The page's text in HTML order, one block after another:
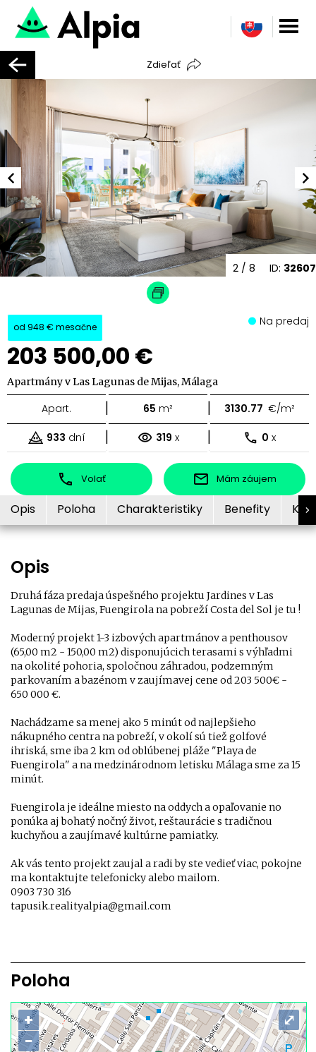
Zdieľať
ID: 32607
2 / 8
od 948 € mesačne
203 500,00 €
Na predaj
Apartmány v Las Lagunas de Mijas, Málaga
Apart. | 65 m² | 3130.77 €/m²
933 dní | 319 x | 0 x
Volať Mám záujem
Opis Poloha Charakteristiky Benefity
Opis
Druhá fáza predaja úspešného projektu Jardines v Las
Lagunas de Mijas, Fuengirola na pobreží Costa del Sol je tu !
Moderný projekt 1-3 izbových apartmánov a penthousov
(65,00 m2 - 150,00 m2) disponujúcich terasami s výhľadmi
na okolité pohoria, spoločnou záhradou, podzemným
parkovaním a bazénom v zaujímavej cene od 203 500€ -
650 000 €.
Nachádzame sa menej ako 5 minút od najlepšieho
nákupného centra na pobreží, v okolí sú tiež golfové
ihriská, sme iba 2 km od oblúbenej pláže "Playa de
Fuengirola" a na medzinárodnom letisku Málaga sme za 15
minút.
Fuengirola je ideálne miesto na oddych a opaľovanie no
ponúka aj bohatý nočný život, reštaurácie s tradičnou
kuchyňou a zaujímavé kultúrne pamiatky.
Ak vás tento projekt zaujal a radi by ste vedieť viac, pokojne
ma kontaktujte telefonicky alebo mailom.
0903 730 316
tapusik.realityalpia@gmail.com
Poloha
+
−
⤢